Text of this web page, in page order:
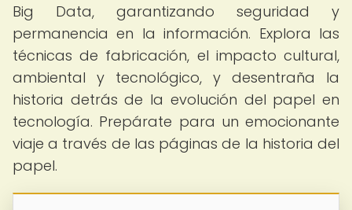
Big Data, garantizando seguridad y
permanencia en la información. Explora las
técnicas de fabricación, el impacto cultural,
ambiental y tecnológico, y desentraña la
historia detrás de la evolución del papel en
tecnología. Prepárate para un emocionante
viaje a través de las páginas de la historia del
papel.